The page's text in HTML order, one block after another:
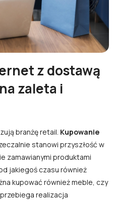
Google
z dostawą
zaleta i
branżę retail. Kupowanie
stanowi przyszłość w
zamawianymi produktami
jakiegoś czasu również
kupować również meble, czy
realizacja